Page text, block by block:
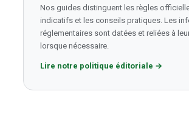
Nos guides distinguent les règles
indicatifs et les conseils pratiques. Les
réglementaires sont datées et reliées à
lorsque nécessaire.
Lire notre politique éditoriale →